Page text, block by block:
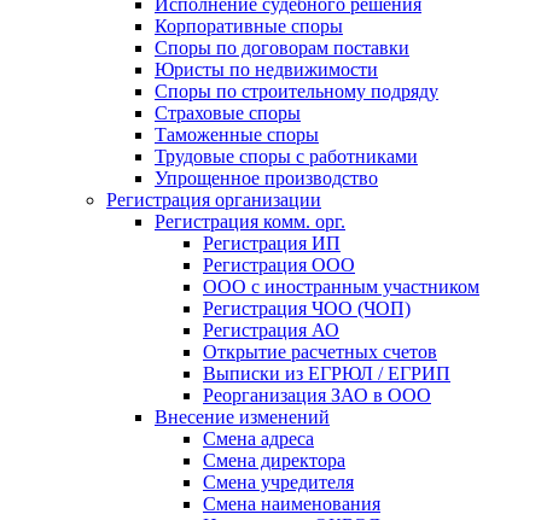
Исполнение судебного решения
Корпоративные споры
Споры по договорам поставки
Юристы по недвижимости
Споры по строительному подряду
Страховые споры
Таможенные споры
Трудовые споры с работниками
Упрощенное производство
Регистрация организации
Регистрация комм. орг.
Регистрация ИП
Регистрация ООО
ООО с иностранным участником
Регистрация ЧОО (ЧОП)
Регистрация АО
Открытие расчетных счетов
Выписки из ЕГРЮЛ / ЕГРИП
Реорганизация ЗАО в ООО
Внесение изменений
Смена адреса
Смена директора
Cмена учредителя
Смена наименования